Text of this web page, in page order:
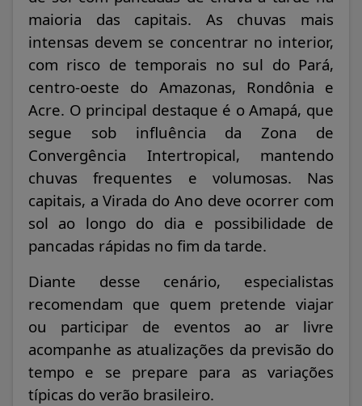
maioria das capitais. As chuvas mais
intensas devem se concentrar no interior,
com risco de temporais no sul do Pará,
centro-oeste do Amazonas, Rondônia e
Acre. O principal destaque é o Amapá, que
segue sob influência da Zona de
Convergência Intertropical, mantendo
chuvas frequentes e volumosas. Nas
capitais, a Virada do Ano deve ocorrer com
sol ao longo do dia e possibilidade de
pancadas rápidas no fim da tarde.
Diante desse cenário, especialistas
recomendam que quem pretende viajar
ou participar de eventos ao ar livre
acompanhe as atualizações da previsão do
tempo e se prepare para as variações
típicas do verão brasileiro.